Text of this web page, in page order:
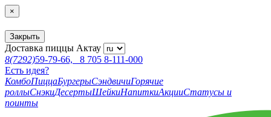
×
Закрыть
Доставка пиццы Актау
8(7292)59-79-66,
8 705 8-111-000
Есть идея?
КомбоПиццаБургерыСэндвичиГорячие
роллыСнэкиДесертыШейкиНапиткиАкцииСтатусы и
поинты